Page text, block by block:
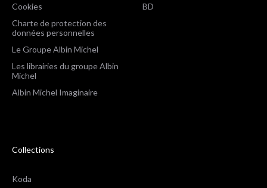
Cookies
Charte de protection des
données personnelles
Le Groupe Albin Michel
Les librairies du groupe Albin
Michel
Albin Michel Imaginaire
BD
Collections
Koda